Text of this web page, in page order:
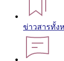
ข่าวสารทั้ง